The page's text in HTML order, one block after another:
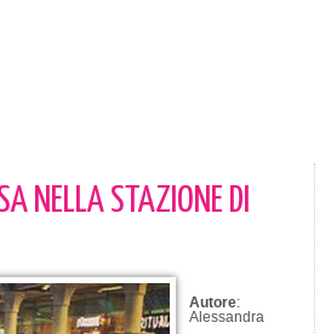
NELLA STAZIONE DI
Autore:
Alessandra